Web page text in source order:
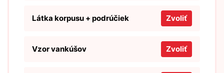
Látka korpusu + podrúčiek Zvoliť
Vzor vankúšov Zvoliť